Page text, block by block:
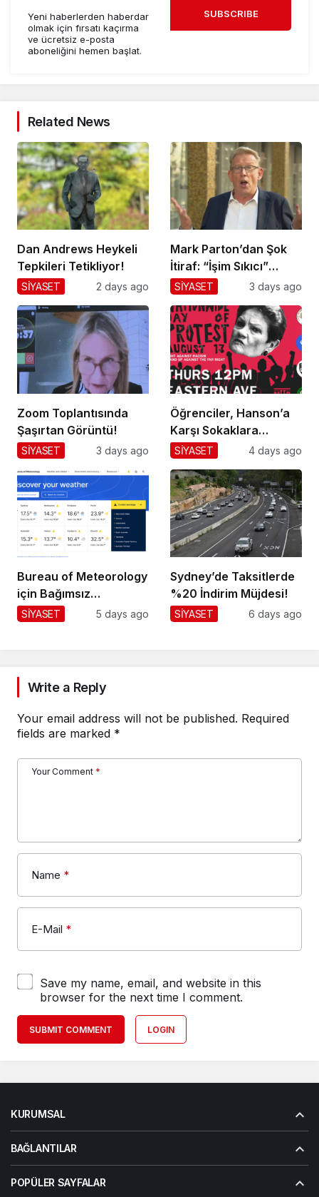
Yeni haberlerden haberdar
olmak için fırsatı kaçırma
ve ücretsiz e-posta
aboneliğini hemen başlat.
SUBSCRIBE
Related News
Dan Andrews Heykeli
Tepkileri Tetikliyor!
SİYASET 2 days ago
Mark Parton’dan Şok
İtiraf: “İşim Sıkıcı”
Mesajı!
SİYASET 3 days ago
Zoom Toplantısında
Şaşırtan Görüntü!
SİYASET 3 days ago
Öğrenciler, Hanson’a
Karşı Sokaklara
Dökülüyor!
SİYASET 4 days ago
Bureau of Meteorology
için Bağımsız
Değerlendirme!
SİYASET 5 days ago
Sydney’de Taksitlerde
%20 İndirim Müjdesi!
SİYASET 6 days ago
Write a Reply
Your email address will not be published. Required
fields are marked *
Your Comment *
Name *
E-Mail *
Save my name, email, and website in this
browser for the next time I comment.
SUBMIT COMMENT LOGIN
KURUMSAL
BAĞLANTILAR
POPÜLER SAYFALAR